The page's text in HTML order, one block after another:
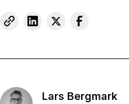
Lars Bergmark